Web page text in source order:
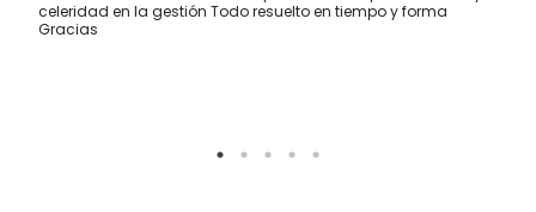
celeridad en la gestión Todo resuelto en tiempo y forma
Gracias